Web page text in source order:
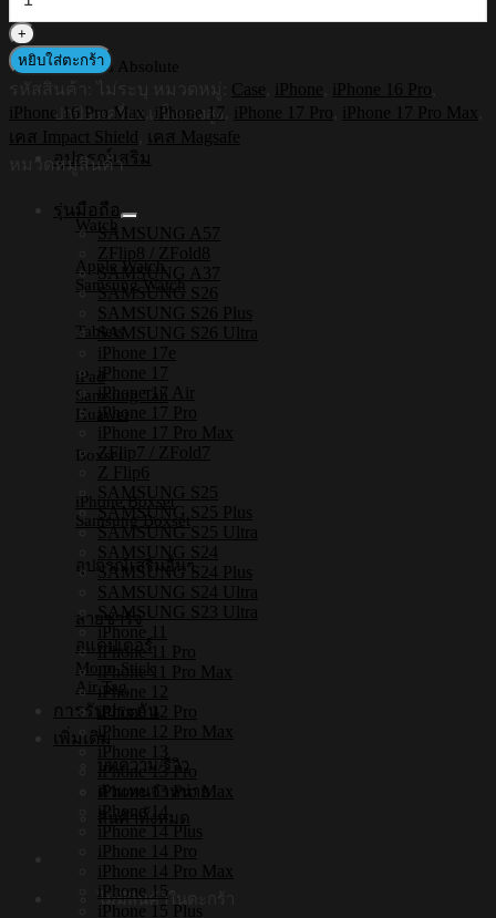
เคส iPad Absolute
ปกป้องเครื่อง แข็งแรงสูง
อุปกรณ์เสริม
Watch
Apple Watch
Samsung Watch
Tablets
iPad
Samsung Tab
Huawei
Boxset
iPhone Boxset
Samsung Boxset
อุปกรณ์เสริมอื่นๆ
สายชาร์จ
อแดปเตอร์
Mono Stick
Air Tag
การรับประกัน
เพิ่มเติม
บทความ/รีวิว
ตัวแทนจำหน่าย
สินค้าทั้งหมด
ไม่มีสินค้าในตะกร้า
HI-
SHIELD
Impact
Shield
-
เคส
หยิบใส่ตะกร้า
Case iPhone iPhone 16 Pro
iPhone 16 Pro Max
iPhone 17 iPhone 17 Pro iPhone 17 Pro Max
เคส Impact Shield
เคส Magsafe
หมวดหมู่สินค้า
รุ่นมือถือ
SAMSUNG A57
ZFlip8 / ZFold8
SAMSUNG A37
SAMSUNG S26
SAMSUNG S26 Plus
SAMSUNG S26 Ultra
iPhone 17e
iPhone 17
iPhone 17 Air
iPhone 17 Pro
iPhone 17 Pro Max
ZFlip7 / ZFold7
Z Flip6
SAMSUNG S25
SAMSUNG S25 Plus
SAMSUNG S25 Ultra
SAMSUNG S24
SAMSUNG S24 Plus
SAMSUNG S24 Ultra
SAMSUNG S23 Ultra
iPhone 11
iPhone 11 Pro
iPhone 11 Pro Max
iPhone 12
iPhone 12 Pro
iPhone 12 Pro Max
iPhone 13
iPhone 13 Pro
iPhone 13 Pro Max
iPhone 14
iPhone 14 Plus
iPhone 14 Pro
iPhone 14 Pro Max
iPhone 15
iPhone 15 Plus